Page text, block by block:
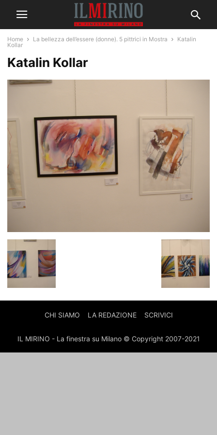
Home La bellezza dell’essere (donne). 5 pittrici in Mostra
Katalin
Kollar
Katalin Kollar
CHI SIAMO LA REDAZIONE SCRIVICI
IL MIRINO - La finestra su Milano © Copyright 2007-2021